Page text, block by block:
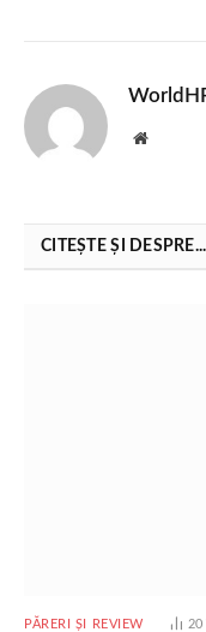
Website
CITEȘTE ȘI
PĂRERI ȘI REVIEW 20